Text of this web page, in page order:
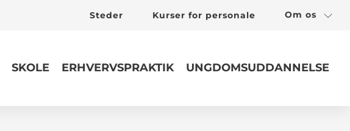
Steder Kurser for personale Om os
SKOLE ERHVERVSPRAKTIK UNGDOMSUDDANNELSE